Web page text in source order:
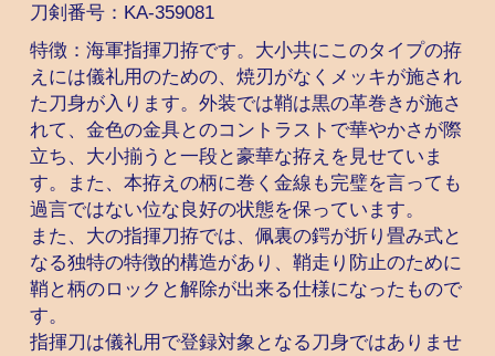
刀剣番号： KA-359081
特徴：海軍指揮刀拵です。大小共にこのタイプの拵
えには儀礼用のための、焼刃がなくメッキが施され
た刀身が入ります。外装では鞘は黒の革巻きが施さ
れて、金色の金具とのコントラストで華やかさが際
立ち、大小揃うと一段と豪華な拵えを見せていま
す。また、本拵えの柄に巻く金線も完璧を言っても
過言ではない位な良好の状態を保っています。
また、大の指揮刀拵では、佩裏の鍔が折り畳み式と
なる独特の特徴的構造があり、鞘走り防止のために
鞘と柄のロックと解除が出来る仕様になったもので
す。
指揮刀は儀礼用で登録対象となる刀身ではありませ